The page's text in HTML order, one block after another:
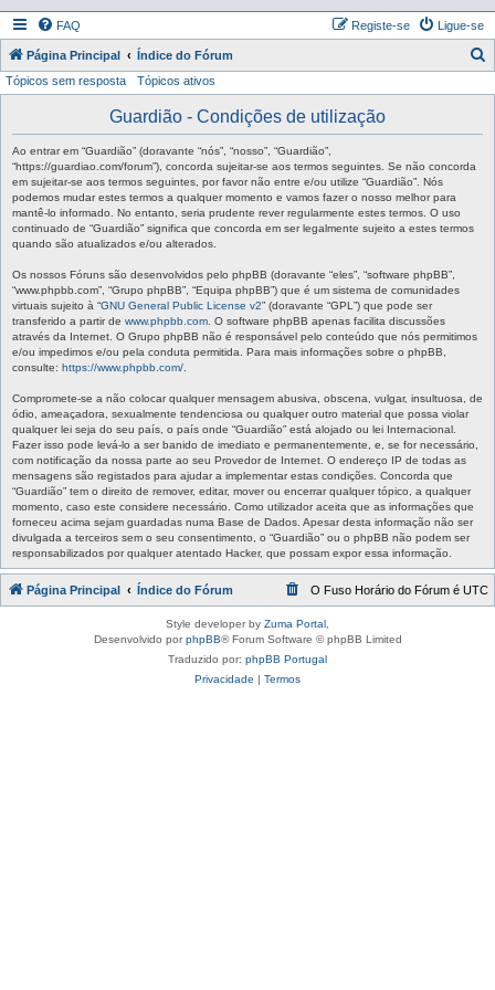
FAQ Ligue-se
Registe-se
Página Principal Índice do Fórum
Tópicos sem resposta Tópicos ativos
Guardião - Condições de utilização
Ao entrar em “Guardião” (doravante “nós”, “nosso”, “Guardião”,
“https://guardiao.com/forum”), concorda sujeitar-se aos termos seguintes. Se não concorda
em sujeitar-se aos termos seguintes, por favor não entre e/ou utilize “Guardião”. Nós
podemos mudar estes termos a qualquer momento e vamos fazer o nosso melhor para
mantê-lo informado. No entanto, seria prudente rever regularmente estes termos. O uso
continuado de “Guardião” significa que concorda em ser legalmente sujeito a estes termos
quando são atualizados e/ou alterados.
Os nossos Fóruns são desenvolvidos pelo phpBB (doravante “eles”, “software phpBB”,
“www.phpbb.com”, “Grupo phpBB”, “Equipa phpBB”) que é um sistema de comunidades
virtuais sujeito à “GNU General Public License v2” (doravante “GPL”) que pode ser
transferido a partir de www.phpbb.com . O software phpBB apenas facilita discussões
através da Internet. O Grupo phpBB não é responsável pelo conteúdo que nós permitimos
e/ou impedimos e/ou pela conduta permitida. Para mais informações sobre o phpBB,
consulte: https://www.phpbb.com/
Compromete-se a não colocar qualquer mensagem abusiva, obscena, vulgar, insultuosa, de
ódio, ameaçadora, sexualmente tendenciosa ou qualquer outro material que possa violar
qualquer lei seja do seu país, o país onde “Guardião” está alojado ou lei Internacional.
Fazer isso pode levá-lo a ser banido de imediato e permanentemente, e, se for necessário,
com notificação da nossa parte ao seu Provedor de Internet. O endereço IP de todas as
mensagens são registados para ajudar a implementar estas condições. Concorda que
“Guardião” tem o direito de remover, editar, mover ou encerrar qualquer tópico, a qualquer
momento, caso este considere necessário. Como utilizador aceita que as informações que
forneceu acima sejam guardadas numa Base de Dados. Apesar desta informação não ser
divulgada a terceiros sem o seu consentimento, o “Guardião” ou o phpBB não podem ser
responsabilizados por qualquer atentado Hacker, que possam expor essa informação.
Página Principal Índice do Fórum O Fuso Horário do Fórum é UTC
Style developer by Zuma Portal
Desenvolvido porphpBB® Forum Software © phpBB Limited
Traduzido por: phpBB Portugal
Privacidade | Termos